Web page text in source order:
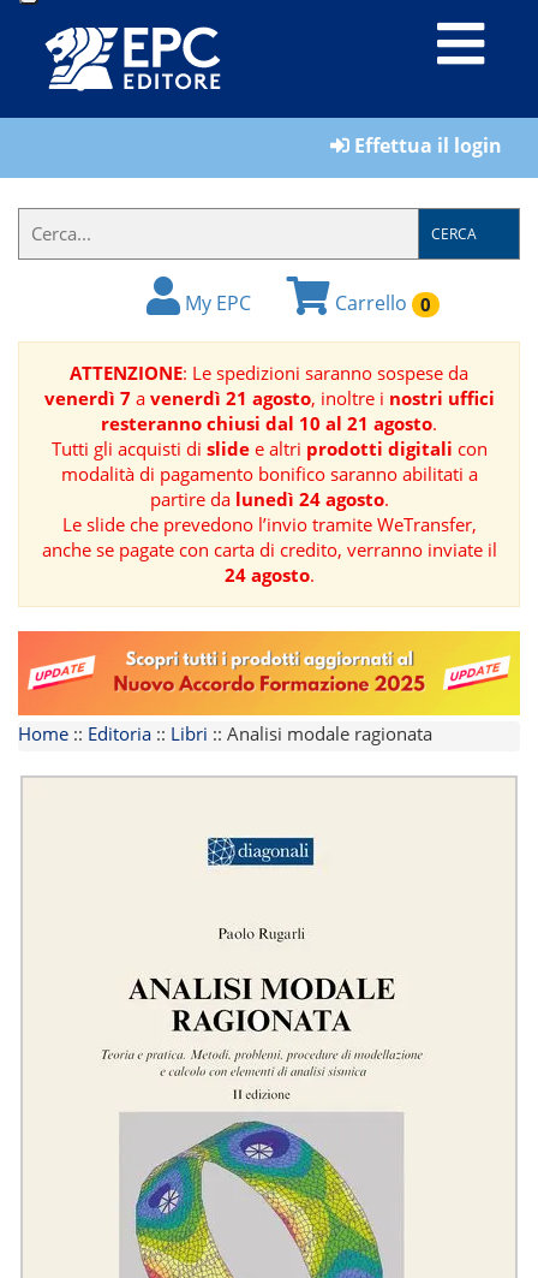
LIBRI
IL
FORMATORE
BOOK
RIVISTE
MANUALISTICA
SOFTWARE
TEMATICHE
Effettua il login
CERCA
My EPC Carrello 0
ATTENZIONE: Le spedizioni saranno sospese da
venerdì 7a venerdì 21 agosto, inoltre i nostri uffici
resteranno chiusi dal 10 al 21 agosto.
Tutti gli acquisti di slidee altri prodotti digitali con
modalità di pagamento bonifico saranno abilitati a
partire da lunedì 24 agosto.
Le slide che prevedono l’invio tramite WeTransfer,
anche se pagate con carta di credito, verranno inviate il
24 agosto.
Home :: Editoria :: Libri :: Analisi modale ragionata